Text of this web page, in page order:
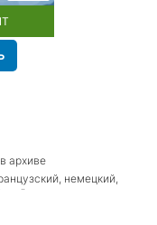
архиве
немецкий,